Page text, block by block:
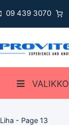
09 439 3070
VALIKKO
Liha - Page 13